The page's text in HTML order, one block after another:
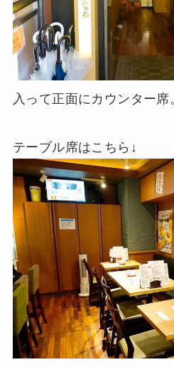
入って正面にカウンター席
テーブル席はこちら↓